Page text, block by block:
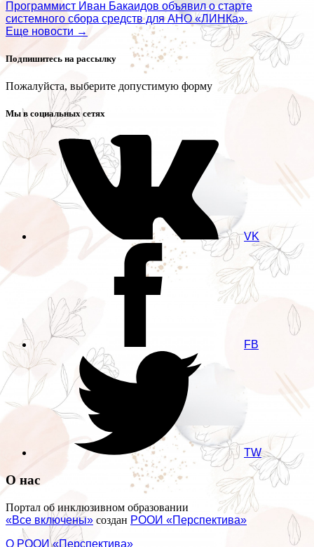
Программист Иван Бакаидов объявил о старте
системного сбора средств для АНО «ЛИНКа».
Еще новости →
Подпишитесь на рассылку
Пожалуйста, выберите допустимую форму
Мы в социальных сетях
VK
FB
TW
О нас
Портал об инклюзивном образовании
«Все включены» создан РООИ «Перспектива»
О РООИ «Перспектива»